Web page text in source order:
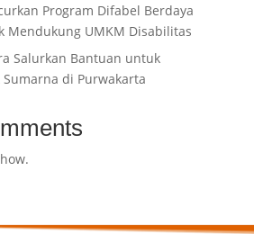
Program Difabel Berdaya
Mendukung UMKM Disabilitas
Salurkan Bantuan untuk
Sumarna di Purwakarta